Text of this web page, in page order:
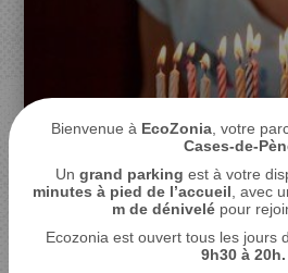
Anniversaire
ENFANTS UNIQUEMENT
1H30 149€
Bienvenue à EcoZonia , votre
Cases-de-
Un grand parking est à votre
minutes à pied de l’accueil , avec
m de dénivelépour
Ecozonia est ouvert tous les jours
9h30 à 20h.